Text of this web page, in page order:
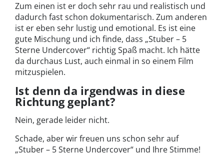
Zum einen ist er doch sehr rau und realistisch und
dadurch fast schon dokumentarisch. Zum anderen
ist er eben sehr lustig und emotional. Es ist eine
gute Mischung und ich finde, dass „Stuber – 5
Sterne Undercover“ richtig Spaß macht. Ich hätte
da durchaus Lust, auch einmal in so einem Film
mitzuspielen.
Ist denn da irgendwas in diese
Richtung geplant?
Nein, gerade leider nicht.
Schade, aber wir freuen uns schon sehr auf
„Stuber – 5 Sterne Undercover“ und Ihre Stimme!